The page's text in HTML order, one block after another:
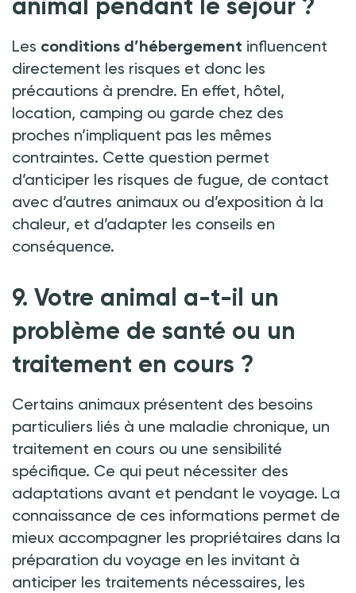
animal pendant le séjour ?
Les conditions d’hébergement influencent
directement les risques et donc les
précautions à prendre. En effet, hôtel,
location, camping ou garde chez des
proches n’impliquent pas les mêmes
contraintes. Cette question permet
d’anticiper les risques de fugue, de contact
avec d’autres animaux ou d’exposition à la
chaleur, et d’adapter les conseils en
conséquence.
9. Votre animal a-t-il un
problème de santé ou un
traitement en cours ?
Certains animaux présentent des besoins
particuliers liés à une maladie chronique, un
traitement en cours ou une sensibilité
spécifique. Ce qui peut nécessiter des
adaptations avant et pendant le voyage. La
connaissance de ces informations permet de
mieux accompagner les propriétaires dans la
préparation du voyage en les invitant à
anticiper les traitements nécessaires, les